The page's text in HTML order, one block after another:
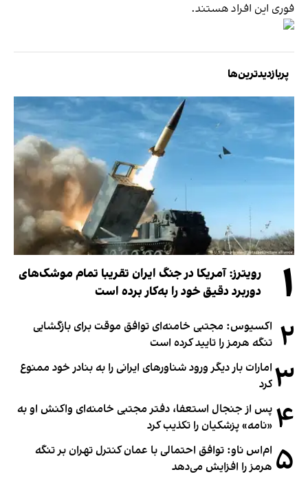
فوری این افراد هستند.
پربازدیدترین‌ها
۱
رویترز: آمریکا در جنگ ایران تقریبا تمام موشک‌های
دوربرد دقیق خود را به‌کار برده است
۲ اکسیوس: مجتبی خامنه‌ای توافق موقت برای بازگشایی
تنگه هرمز را تایید کرده است
۳ امارات بار دیگر ورود شناورهای ایرانی را به بنادر خود ممنوع
کرد
۴ پس از جنجال استعفا، دفتر مجتبی خامنه‌ای واکنش او به
«نامه» پزشکیان را تکذیب کرد
۵ ام‌اس ناو: توافق احتمالی با عمان کنترل تهران بر تنگه
هرمز را افزایش می‌دهد